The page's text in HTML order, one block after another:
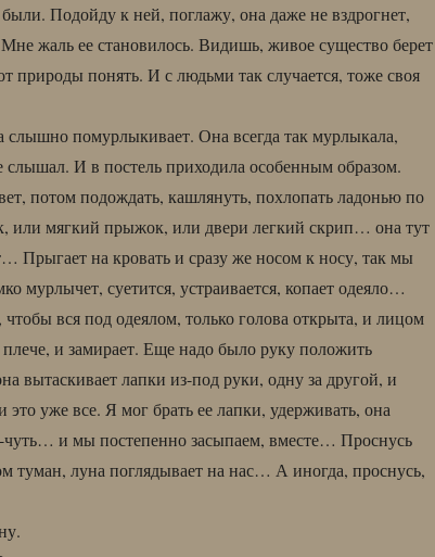
Подойду к ней, поглажу, она даже не вздрогнет,
жаль ее становилось. Видишь, живое существо берет
природы понять. И с людьми так случается, тоже своя
слышно помурлыкивает. Она всегда так мурлыкала,
И в постель приходила особенным образом.
потом подождать, кашлянуть, похлопать ладонью по
или мягкий прыжок, или двери легкий скрип… она тут
Прыгает на кровать и сразу же носом к носу, так мы
мурлычет, суетится, устраивается, копает одеяло…
вся под одеялом, только голова открыта, и лицом
и замирает. Еще надо было руку положить
вытаскивает лапки из-под руки, одну за другой, и
это уже все. Я мог брать ее лапки, удерживать, она
чуть… и мы постепенно засыпаем, вместе… Проснусь
туман, луна поглядывает на нас… А иногда, проснусь,